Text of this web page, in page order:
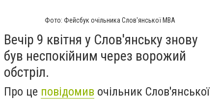
Фото: Фейсбук очільника Слов'янської МВА
Вечір 9 квітня у Слов'янську знову
був неспокійним через ворожий
обстріл.
Про це повідомив очільник Слов'янської